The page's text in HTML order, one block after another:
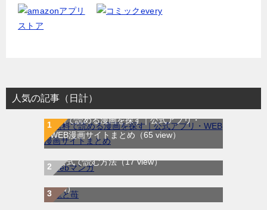
人気の記事（日計）
無料で読める漫画を探す｜公式アプリ・
WEB漫画サイトまとめ （65 view）
WEB漫画サイト一覧｜ブラウザで無料漫画
を公式で読む方法（17 view）
龍と苺｜最新刊第4巻！全巻無料で読める公
式マンガアプリ＿サンデーうぇぶり（10
view）